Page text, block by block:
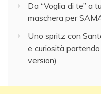
Da “Voglia di te” a
maschera per
Uno spritz con
e curiosità partendo
version)